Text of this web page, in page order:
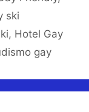
ski
, Hotel Gay
gay